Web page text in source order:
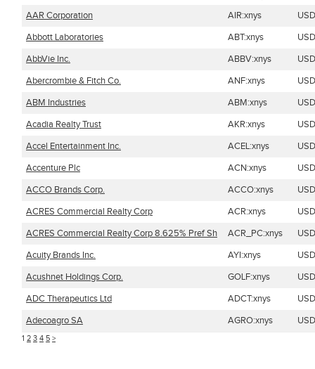
1 2 3 4 5 >
AAR Corporation
AIR:xnys
USD
Abbott Laboratories
ABT:xnys
USD
AbbVie Inc.
ABBV:xnys
USD
Abercrombie & Fitch Co.
ANF:xnys
USD
ABM Industries
ABM:xnys
USD
Acadia Realty Trust
AKR:xnys
USD
Accel Entertainment Inc.
ACEL:xnys
USD
Accenture Plc
ACN:xnys
USD
ACCO Brands Corp.
ACCO:xnys
USD
ACRES Commercial Realty Corp
ACR:xnys
USD
ACRES Commercial Realty Corp 8.625% Pref Sh
ACR_PC:xnys
USD
Acuity Brands Inc.
AYI:xnys
USD
Acushnet Holdings Corp.
GOLF:xnys
USD
ADC Therapeutics Ltd
ADCT:xnys
USD
Adecoagro SA
AGRO:xnys USD